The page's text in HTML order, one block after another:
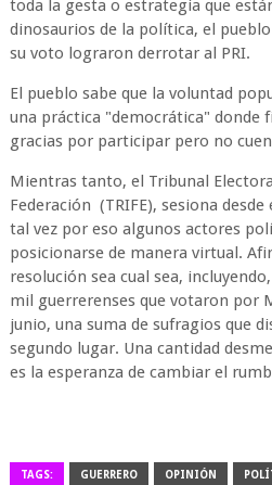
toda la gesta o estrategia que
dinosaurios de la política, el
su voto lograron derrotar al PRI.
El pueblo sabe que la voluntad
una práctica "democrática" donde
gracias por participar pero no
Mientras tanto, el Tribunal
Federación (TRIFE), sesiona
tal vez por eso algunos actores
posicionarse de manera virtual.
resolución sea cual sea,
mil guerrerenses que votaron por
junio, una suma de sufragios que
segundo lugar. Una cantidad
es la esperanza de cambiar el
TAGS: GUERRERO OPINIÓN